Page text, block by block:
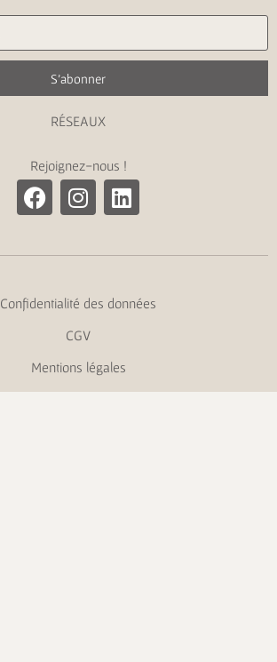
S'abonner
RÉSEAUX
Rejoignez-nous !
Confidentialité des données
CGV
Mentions légales